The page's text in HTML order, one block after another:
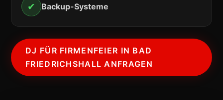
✔ Backup-Systeme
DJ FÜR FIRMENFEIER IN BAD
FRIEDRICHSHALL ANFRAGEN